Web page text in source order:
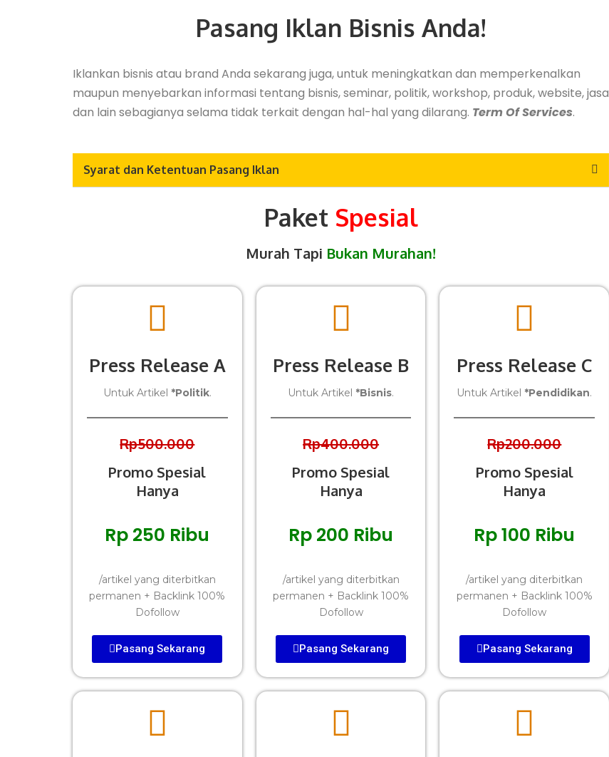
Pasang Iklan Bisnis Anda!
Iklankan bisnis atau brand Anda sekarang juga, untuk meningkatkan dan memperkenalkan
maupun menyebarkan informasi tentang bisnis, seminar, politik, workshop, produk, website, jasa
dan lain sebagianya selama tidak terkait dengan hal-hal yang dilarang. Term Of Services.
Syarat dan Ketentuan Pasang Iklan
Paket Spesial
Murah Tapi Bukan Murahan!
Press Release A
Untuk Artikel *Politik.
Rp500.000
Promo Spesial
Hanya
Rp 250 Ribu
/artikel yang diterbitkan
permanen + Backlink 100%
Dofollow
Pasang Sekarang
Press Release B
Untuk Artikel *Bisnis.
Rp400.000
Promo Spesial
Hanya
Rp 200 Ribu
/artikel yang diterbitkan
permanen + Backlink 100%
Dofollow
Pasang Sekarang
Press Release C
Untuk Artikel *Pendidikan.
Rp200.000
Promo Spesial
Hanya
Rp 100 Ribu
/artikel yang diterbitkan
permanen + Backlink 100%
Dofollow
Pasang Sekarang